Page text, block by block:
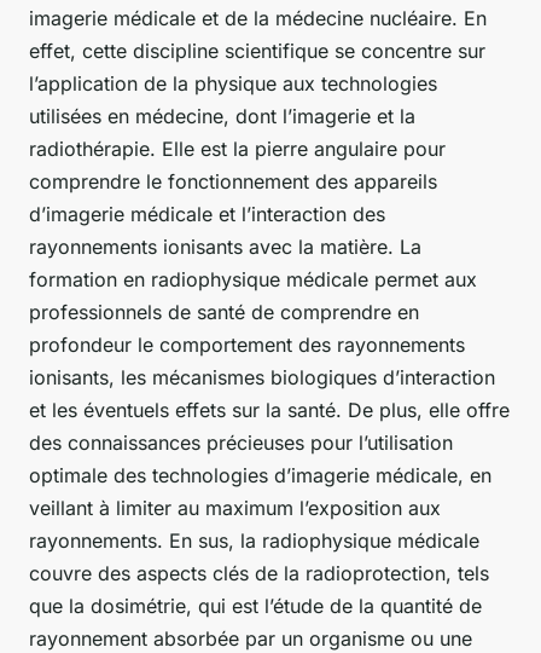
imagerie médicale et de la médecine nucléaire. En
effet, cette discipline scientifique se concentre sur
l’application de la physique aux technologies
utilisées en médecine, dont l’imagerie et la
radiothérapie. Elle est la pierre angulaire pour
comprendre le fonctionnement des appareils
d’imagerie médicale et l’interaction des
rayonnements ionisants avec la matière. La
formation en radiophysique médicale permet aux
professionnels de santé de comprendre en
profondeur le comportement des rayonnements
ionisants, les mécanismes biologiques d’interaction
et les éventuels effets sur la santé. De plus, elle offre
des connaissances précieuses pour l’utilisation
optimale des technologies d’imagerie médicale, en
veillant à limiter au maximum l’exposition aux
rayonnements. En sus, la radiophysique médicale
couvre des aspects clés de la radioprotection, tels
que la dosimétrie, qui est l’étude de la quantité de
rayonnement absorbée par un organisme ou une